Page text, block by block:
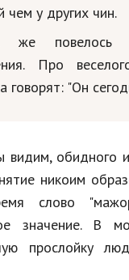
чем у других чин.
же повелось
Про
говорят: "Он
видим, обидного
никоим
слово
значение. В
прослойку